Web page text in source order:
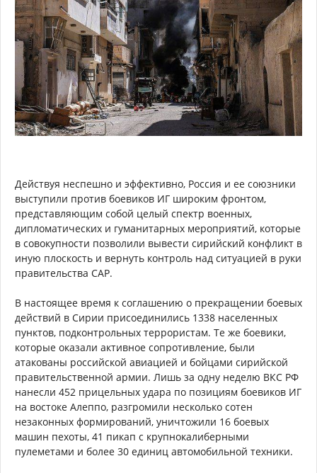
Действуя неспешно и эффективно, Россия и ее союзники
выступили против боевиков ИГ широким фронтом,
представляющим собой целый спектр военных,
дипломатических и гуманитарных мероприятий, которые
в совокупности позволили вывести сирийский конфликт в
иную плоскость и вернуть контроль над ситуацией в руки
правительства САР.
В настоящее время к соглашению о прекращении боевых
действий в Сирии присоединились 1338 населенных
пунктов, подконтрольных террористам. Те же боевики,
которые оказали активное сопротивление, были
атакованы российской авиацией и бойцами сирийской
правительственной армии. Лишь за одну неделю ВКС РФ
нанесли 452 прицельных удара по позициям боевиков ИГ
на востоке Алеппо, разгромили несколько сотен
незаконных формирований, уничтожили 16 боевых
машин пехоты, 41 пикап с крупнокалиберными
пулеметами и более 30 единиц автомобильной техники.